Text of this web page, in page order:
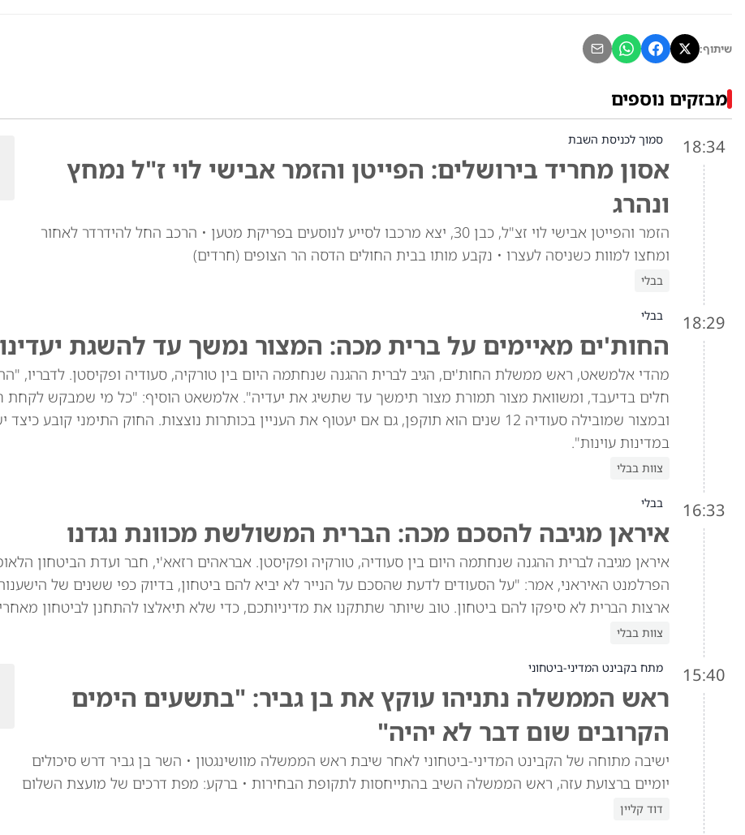
שיתוף:
מבזקים נוספים
18:34 סמוך לכניסת השבת
אסון מחריד בירושלים: הפייטן והזמר אבישי לוי ז"ל נמחץ
ונהרג
הזמר והפייטן אבישי לוי זצ"ל, כבן 30, יצא מרכבו לסייע לנוסעים בפריקת מטען • הרכב החל להידרדר לאחור
ומחצו למוות כשניסה לעצרו • נקבע מותו בבית החולים הדסה הר הצופים (חרדים)
בבלי
18:29 בבלי
החות'ים מאיימים על ברית מכה: המצור נמשך עד להשגת יעדינו
מהדי אלמשאט, ראש ממשלת החות'ים, הגיב לברית ההגנה שנחתמה היום בין טורקיה, סעודיה ופקיסטן. לדבריו,
חלים בדיעבד, ומשוואת מצור תמורת מצור תימשך עד שתשיג את יעדיה". אלמשאט הוסיף: "כל מי שמבקש לקחת
ובמצור שמובילה סעודיה 12 שנים הוא תוקפן, גם אם יעטוף את העניין בכותרות נוצצות. החוק התימני קובע
במדינות עוינות".
צוות בבלי
16:33 בבלי
איראן מגיבה להסכם מכה: הברית המשולשת מכוונת נגדנו
איראן מגיבה לברית ההגנה שנחתמה היום בין סעודיה, טורקיה ופקיסטן. אבראהים רזאא'י, חבר ועדת הביטחון
הפרלמנט האיראני, אמר: "על הסעודים לדעת שהסכם על הנייר לא יביא להם ביטחון, בדיוק כפי ששנים של
ארצות הברית לא סיפקו להם ביטחון. טוב שיותר שתתקנו את מדיניותכם, כדי שלא תיאלצו להתחנן לביטחון
צוות בבלי
15:40 מתח בקבינט המדיני-ביטחוני
ראש הממשלה נתניהו עוקץ את בן גביר: "בתשעים הימים
הקרובים שום דבר לא יהיה"
ישיבה מתוחה של הקבינט המדיני-ביטחוני לאחר שיבת ראש הממשלה מוושינגטון • השר בן גביר דרש סיכולים
יומיים ברצועת עזה, ראש הממשלה השיב בהתייחסות לתקופת הבחירות • ברקע: מפת דרכים של מועצת השלום
דוד קליין